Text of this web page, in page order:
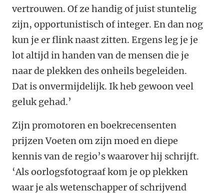
vertrouwen. Of ze handig of juist stuntelig
zijn, opportunistisch of integer. En dan nog
kun je er flink naast zitten. Ergens leg je je
lot altijd in handen van de mensen die je
naar de plekken des onheils begeleiden.
Dat is onvermijdelijk. Ik heb gewoon veel
geluk gehad.’
Zijn promotoren en boekrecensenten
prijzen ­Voeten om zijn moed en diepe
kennis van de regio’s waarover hij schrijft.
‘Als oorlogsfotograaf kom je op plekken
waar je als wetenschapper of schrijvend